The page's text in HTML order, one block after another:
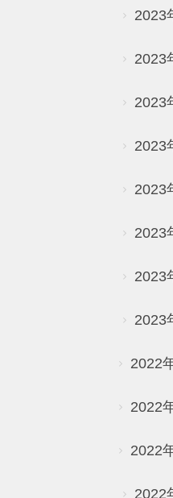
2023
2023
2023
2023
2023
2023
2023
2023
2022
2022
2022
2022